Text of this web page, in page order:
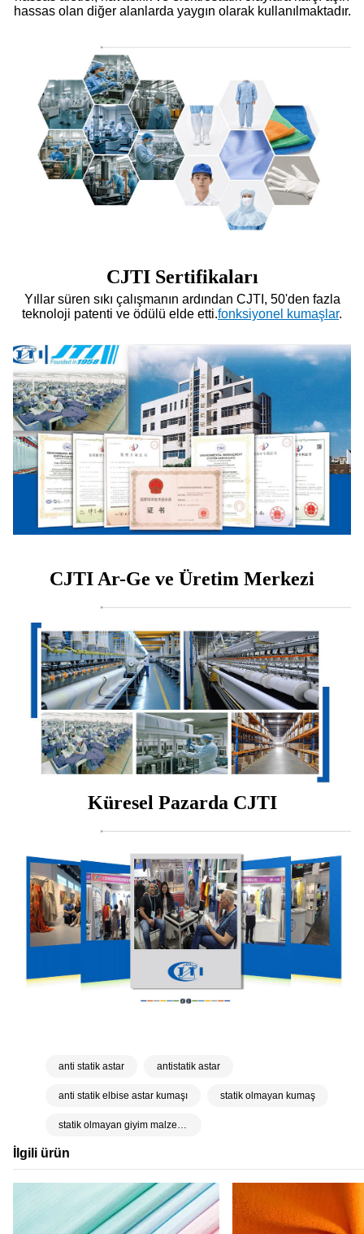
İlgili ürün
hassas olan diğer alanlarda yaygın olarak kullanılmaktadır.
CJTI Sertifikaları
Yıllar süren sıkı çalışmanın ardından CJTI, 50'den fazla
teknoloji patenti ve ödülü elde etti.fonksiyonel kumaşlar.
CJTI Ar-Ge ve Üretim Merkezi
Küresel Pazarda CJTI
anti statik astar antistatik astar
anti statik elbise astar kumaşı statik olmayan kumaş
statik olmayan giyim malzemesi